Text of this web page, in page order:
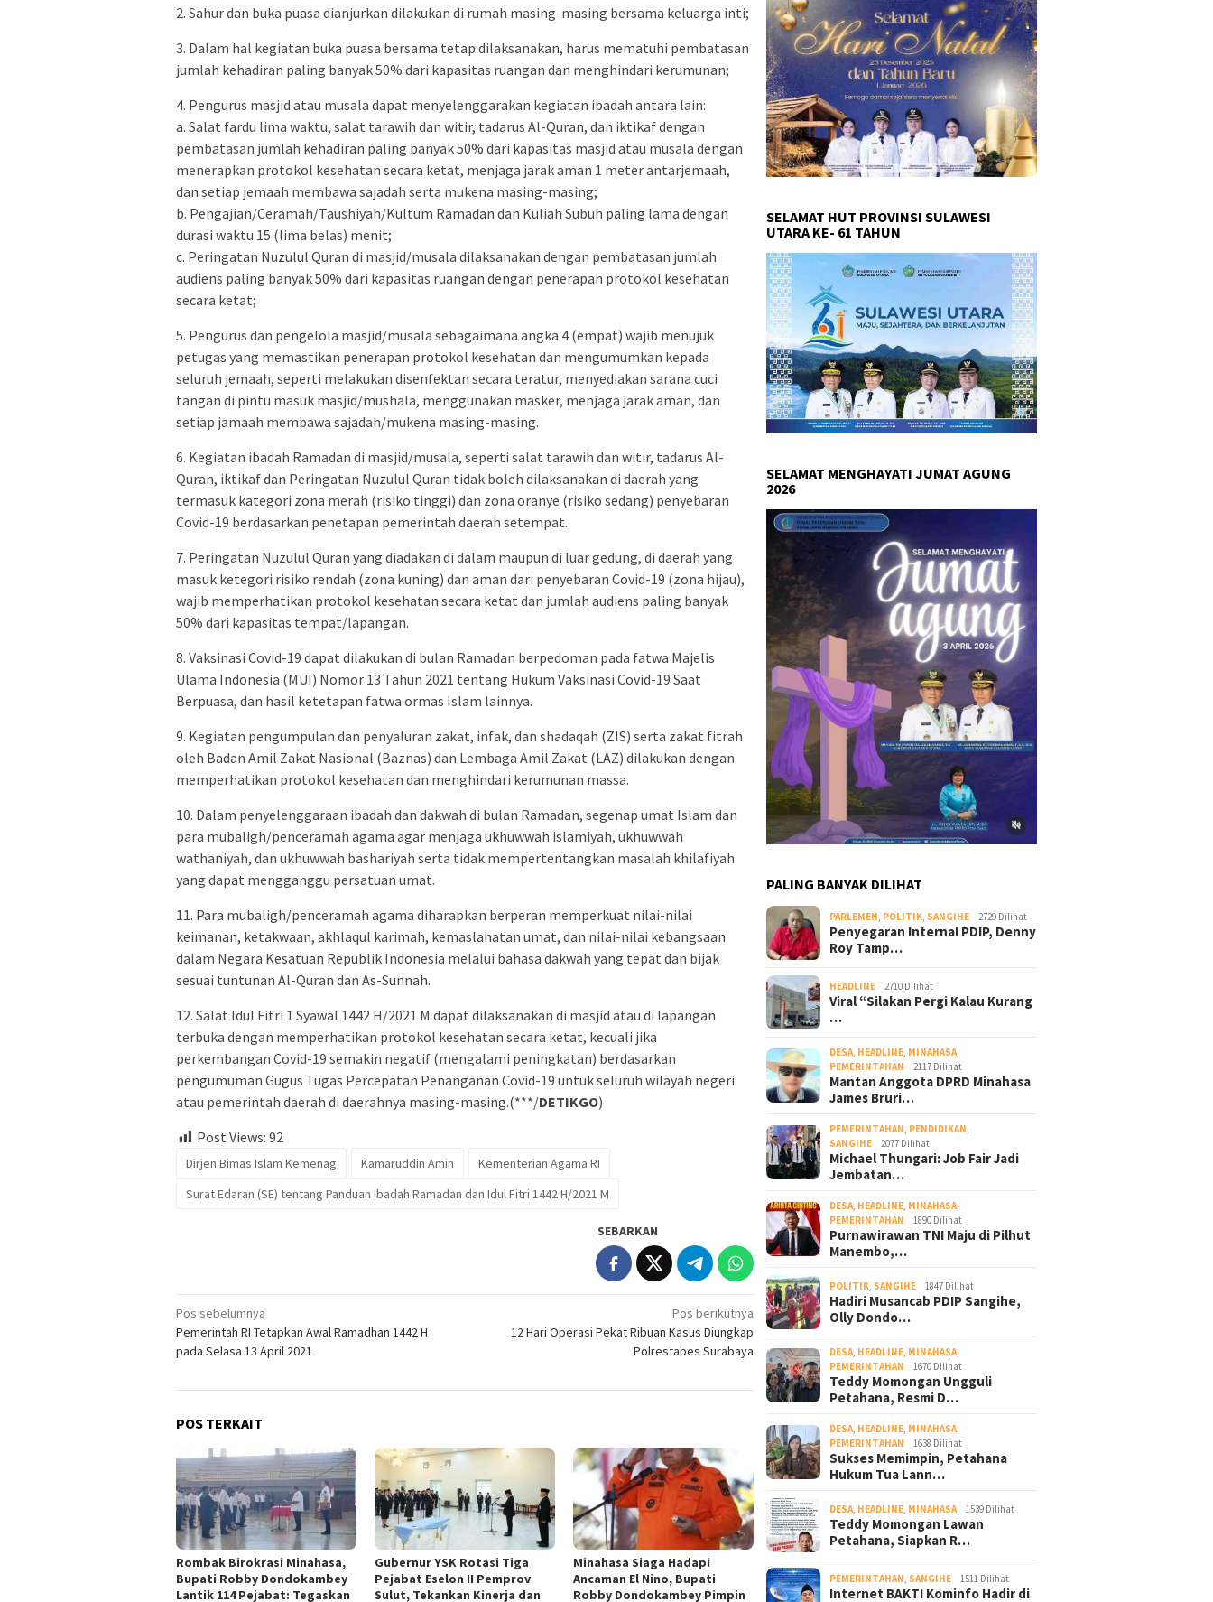
2. Sahur dan buka puasa dianjurkan dilakukan di rumah masing-masing bersama keluarga inti;
3. Dalam hal kegiatan buka puasa bersama tetap dilaksanakan, harus mematuhi pembatasan
jumlah kehadiran paling banyak 50% dari kapasitas ruangan dan menghindari kerumunan;
4. Pengurus masjid atau musala dapat menyelenggarakan kegiatan ibadah antara lain:
a. Salat fardu lima waktu, salat tarawih dan witir, tadarus Al-Quran, dan iktikaf dengan
pembatasan jumlah kehadiran paling banyak 50% dari kapasitas masjid atau musala dengan
menerapkan protokol kesehatan secara ketat, menjaga jarak aman 1 meter antarjemaah,
dan setiap jemaah membawa sajadah serta mukena masing-masing;
b. Pengajian/Ceramah/Taushiyah/Kultum Ramadan dan Kuliah Subuh paling lama dengan
durasi waktu 15 (lima belas) menit;
c. Peringatan Nuzulul Quran di masjid/musala dilaksanakan dengan pembatasan jumlah
audiens paling banyak 50% dari kapasitas ruangan dengan penerapan protokol kesehatan
secara ketat;
5. Pengurus dan pengelola masjid/musala sebagaimana angka 4 (empat) wajib menujuk
petugas yang memastikan penerapan protokol kesehatan dan mengumumkan kepada
seluruh jemaah, seperti melakukan disenfektan secara teratur, menyediakan sarana cuci
tangan di pintu masuk masjid/mushala, menggunakan masker, menjaga jarak aman, dan
setiap jamaah membawa sajadah/mukena masing-masing.
6. Kegiatan ibadah Ramadan di masjid/musala, seperti salat tarawih dan witir, tadarus Al-
Quran, iktikaf dan Peringatan Nuzulul Quran tidak boleh dilaksanakan di daerah yang
termasuk kategori zona merah (risiko tinggi) dan zona oranye (risiko sedang) penyebaran
Covid-19 berdasarkan penetapan pemerintah daerah setempat.
7. Peringatan Nuzulul Quran yang diadakan di dalam maupun di luar gedung, di daerah yang
masuk ketegori risiko rendah (zona kuning) dan aman dari penyebaran Covid-19 (zona hijau),
wajib memperhatikan protokol kesehatan secara ketat dan jumlah audiens paling banyak
50% dari kapasitas tempat/lapangan.
8. Vaksinasi Covid-19 dapat dilakukan di bulan Ramadan berpedoman pada fatwa Majelis
Ulama Indonesia (MUI) Nomor 13 Tahun 2021 tentang Hukum Vaksinasi Covid-19 Saat
Berpuasa, dan hasil ketetapan fatwa ormas Islam lainnya.
9. Kegiatan pengumpulan dan penyaluran zakat, infak, dan shadaqah (ZIS) serta zakat fitrah
oleh Badan Amil Zakat Nasional (Baznas) dan Lembaga Amil Zakat (LAZ) dilakukan dengan
memperhatikan protokol kesehatan dan menghindari kerumunan massa.
10. Dalam penyelenggaraan ibadah dan dakwah di bulan Ramadan, segenap umat Islam dan
para mubaligh/penceramah agama agar menjaga ukhuwwah islamiyah, ukhuwwah
wathaniyah, dan ukhuwwah bashariyah serta tidak mempertentangkan masalah khilafiyah
yang dapat mengganggu persatuan umat.
11. Para mubaligh/penceramah agama diharapkan berperan memperkuat nilai-nilai
keimanan, ketakwaan, akhlaqul karimah, kemaslahatan umat, dan nilai-nilai kebangsaan
dalam Negara Kesatuan Republik Indonesia melalui bahasa dakwah yang tepat dan bijak
sesuai tuntunan Al-Quran dan As-Sunnah.
12. Salat Idul Fitri 1 Syawal 1442 H/2021 M dapat dilaksanakan di masjid atau di lapangan
terbuka dengan memperhatikan protokol kesehatan secara ketat, kecuali jika
perkembangan Covid-19 semakin negatif (mengalami peningkatan) berdasarkan
pengumuman Gugus Tugas Percepatan Penanganan Covid-19 untuk seluruh wilayah negeri
atau pemerintah daerah di daerahnya masing-masing.(***/DETIKGO)
Post Views: 92
Dirjen Bimas Islam Kemenag Kamaruddin Amin
Kementerian Agama RI
Surat Edaran (SE) tentang Panduan Ibadah Ramadan dan Idul Fitri 1442 H/2021 M
SEBARKAN
Navigasi
pos
Pos sebelumnya
Pemerintah RI Tetapkan Awal Ramadhan 1442 H
pada Selasa 13 April 2021
Pos berikutnya
12 Hari Operasi Pekat Ribuan Kasus Diungkap
Polrestabes Surabaya
POS TERKAIT
Rombak Birokrasi Minahasa,
Bupati Robby Dondokambey
Lantik 114 Pejabat: Tegaskan
Gubernur YSK Rotasi Tiga
Pejabat Eselon II Pemprov
Sulut, Tekankan Kinerja dan
Minahasa Siaga Hadapi
Ancaman El Nino, Bupati
Robby Dondokambey Pimpin
SELAMAT HUT PROVINSI SULAWESI
UTARA KE- 61 TAHUN
SELAMAT MENGHAYATI JUMAT AGUNG
2026
PALING BANYAK DILIHAT
PARLEMEN, POLITIK, SANGIHE 2729 Dilihat
Penyegaran Internal PDIP, Denny
Roy Tamp…
HEADLINE 2710 Dilihat
Viral “Silakan Pergi Kalau Kurang
…
DESA, HEADLINE, MINAHASA,
PEMERINTAHAN
2117 Dilihat
Mantan Anggota DPRD Minahasa
James Bruri…
PEMERINTAHAN, PENDIDIKAN,
SANGIHE
2077 Dilihat
Michael Thungari: Job Fair Jadi
Jembatan…
DESA, HEADLINE, MINAHASA,
PEMERINTAHAN
1890 Dilihat
Purnawirawan TNI Maju di Pilhut
Manembo,…
POLITIK, SANGIHE 1847 Dilihat
Hadiri Musancab PDIP Sangihe,
Olly Dondo…
DESA, HEADLINE, MINAHASA,
PEMERINTAHAN
1670 Dilihat
Teddy Momongan Ungguli
Petahana, Resmi D…
DESA, HEADLINE, MINAHASA,
PEMERINTAHAN
1638 Dilihat
Sukses Memimpin, Petahana
Hukum Tua Lann…
DESA, HEADLINE, MINAHASA 1539 Dilihat
Teddy Momongan Lawan
Petahana, Siapkan R…
PEMERINTAHAN, SANGIHE 1511 Dilihat
Internet BAKTI Kominfo Hadir di